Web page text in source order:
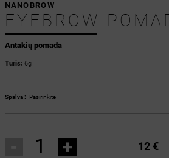
Antakių pomada
NANOBROW
EYEBROW
Tūris: 6g
Spalva : Pasirinkite
+ 12 €